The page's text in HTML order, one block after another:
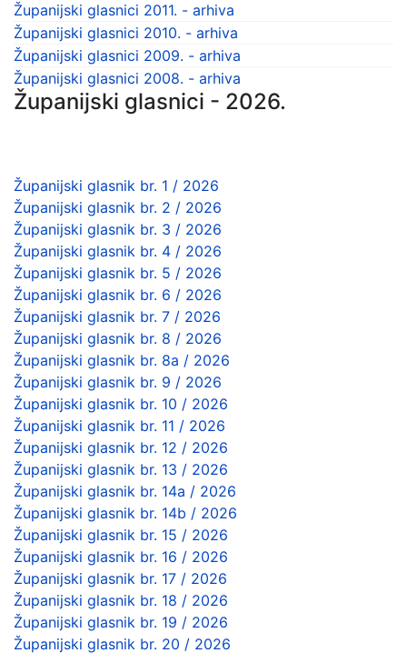
Županijski glasnici 2011. - arhiva
Županijski glasnici 2010. - arhiva
Županijski glasnici 2009. - arhiva
Županijski glasnici 2008. - arhiva
Županijski glasnici - 2026.
Županijski glasnik br. 1 / 2026
Županijski glasnik br. 2 / 2026
Županijski glasnik br. 3 / 2026
Županijski glasnik br. 4 / 2026
Županijski glasnik br. 5 / 2026
Županijski glasnik br. 6 / 2026
Županijski glasnik br. 7 / 2026
Županijski glasnik br. 8 / 2026
Županijski glasnik br. 8a / 2026
Županijski glasnik br. 9 / 2026
Županijski glasnik br. 10 / 2026
Županijski glasnik br. 11 / 2026
Županijski glasnik br. 12 / 2026
Županijski glasnik br. 13 / 2026
Županijski glasnik br. 14a / 2026
Županijski glasnik br. 14b / 2026
Županijski glasnik br. 15 / 2026
Županijski glasnik br. 16 / 2026
Županijski glasnik br. 17 / 2026
Županijski glasnik br. 18 / 2026
Županijski glasnik br. 19 / 2026
Županijski glasnik br. 20 / 2026